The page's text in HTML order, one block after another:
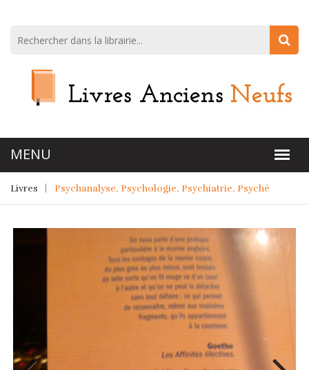
Livres Psychanalyse, Psychologie, Psychiatrie, Psyché